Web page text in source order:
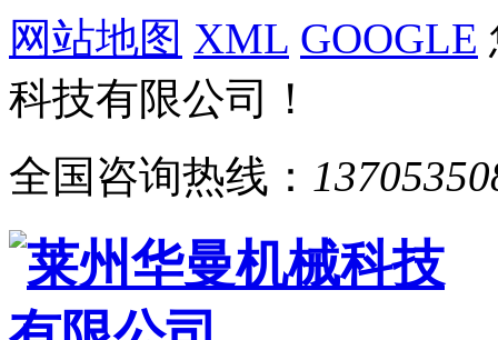
网站地图 XML GOOGLE
科技有限公司！
全国咨询热线：